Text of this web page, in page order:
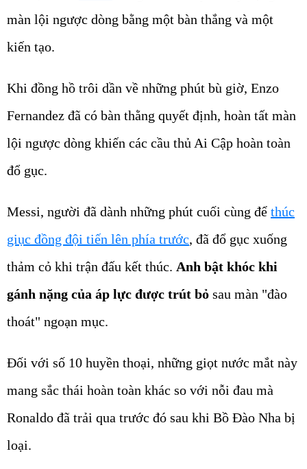
màn lội ngược dòng bằng một bàn thắng và một
kiến tạo.
Khi đồng hồ trôi dần về những phút bù giờ, Enzo
Fernandez đã có bàn thằng quyết định, hoàn tất màn
lội ngược dòng khiến các cầu thủ Ai Cập hoàn toàn
đổ gục.
Messi, người đã dành những phút cuối cùng để thúc
giục đồng đội tiến lên phía trước, đã đổ gục xuống
thảm cỏ khi trận đấu kết thúc. Anh bật khóc khi
gánh nặng của áp lực được trút bỏ sau màn "đào
thoát" ngoạn mục.
Đối với số 10 huyền thoại, những giọt nước mắt này
mang sắc thái hoàn toàn khác so với nỗi đau mà
Ronaldo đã trải qua trước đó sau khi Bồ Đào Nha bị
loại.